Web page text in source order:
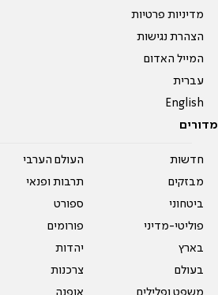
מדיניות פרטיות
הצהרת נגישות
המייל האדום
עברית
English
מדורים
חדשות
מבזקים
ביטחוני
פוליטי-מדיני
בארץ
בעולם
משפט ופלילים
העולם הערבי
תרבות ופנאי
ספורט
פורומים
יהדות
צרכנות
אופנה